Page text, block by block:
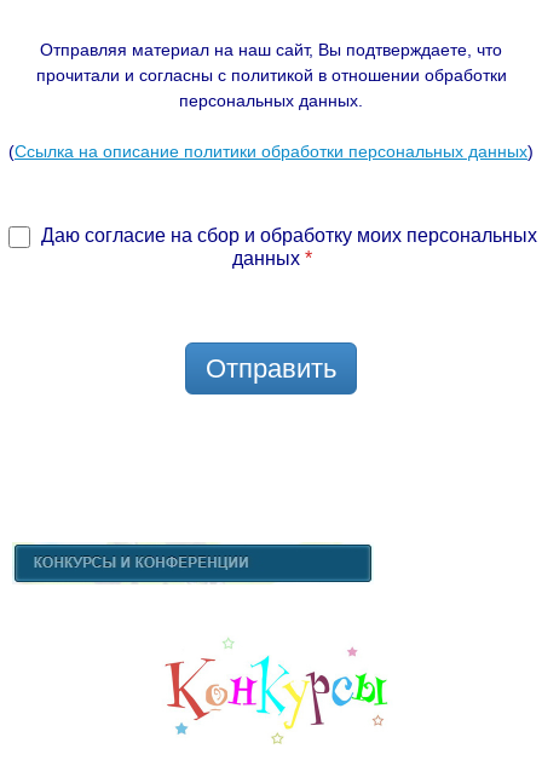
Отправляя материал на наш сайт, Вы подтверждаете, что
прочитали и согласны с политикой в отношении обработки
персональных данных.
(Ссылка на описание политики обработки персональных данных)
Даю согласие на сбор и обработку моих персональных
данных *
Отправить